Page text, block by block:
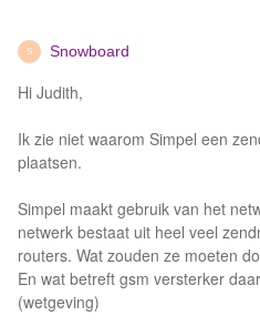
S Snowboard
Hi Judith,
Ik zie niet waarom Simpel een
plaatsen.
Simpel maakt gebruik van het
netwerk bestaat uit heel veel
routers. Wat zouden ze moeten
En wat betreft gsm versterker
(wetgeving)